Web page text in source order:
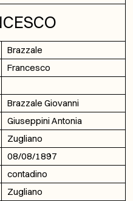
Brazzale
Francesco
Brazzale Giovanni
Giuseppini Antonia
Zugliano
08/08/1897
contadino
Zugliano